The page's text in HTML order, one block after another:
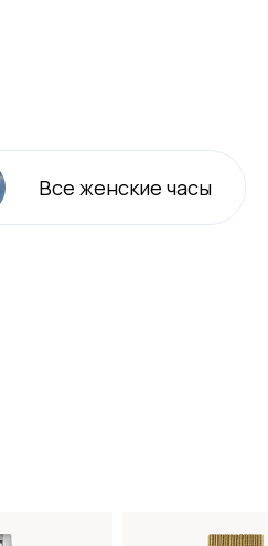
Всеженские часы